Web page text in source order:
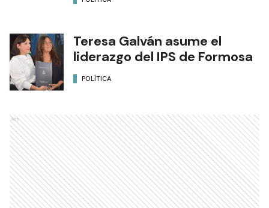
Teresa Galván asume el
liderazgo del IPS de Formosa
POLÍTICA
Ads